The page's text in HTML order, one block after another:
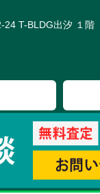
24 T-BLDG出汐 １階